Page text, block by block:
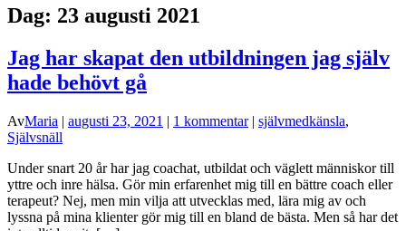
Dag: 23 augusti 2021
Jag har skapat den utbildningen jag själv
hade behövt gå
AvMaria | augusti 23, 2021 | 1 kommentar| självmedkänsla,
Självsnäll
Under snart 20 år har jag coachat, utbildat och väglett människor till
yttre och inre hälsa. Gör min erfarenhet mig till en bättre coach eller
terapeut? Nej, men min vilja att utvecklas med, lära mig av och
lyssna på mina klienter gör mig till en bland de bästa. Men så har det